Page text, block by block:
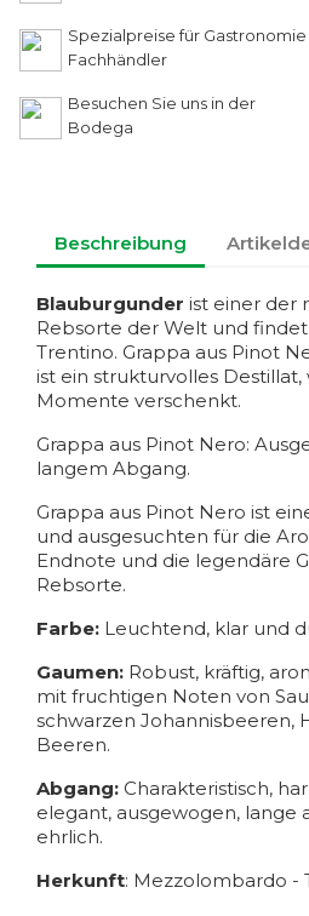
Spezialpreise für Gastronomie
Fachhändler
Besuchen Sie uns in der
Bodega
Beschreibung
Blauburgunder ist einer der
Rebsorte der Welt und
Trentino. Grappa aus Pinot
ist ein strukturvolles
Momente verschenkt.
Grappa aus Pinot Nero:
langem Abgang.
Grappa aus Pinot Nero ist
und ausgesuchten für die
Endnote und die legendäre
Rebsorte.
Farbe: Leuchtend, klar und
Gaumen: Robust, kräftig,
mit fruchtigen Noten von
schwarzen Johannisbeeren,
Beeren.
Abgang: Charakteristisch,
elegant, ausgewogen, lange
ehrlich.
Herkunft: Mezzolombardo -